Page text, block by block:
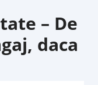
– De
daca